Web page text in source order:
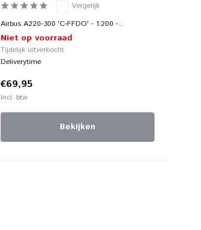
Vergelijk
Airbus A220-300 'C-FFDO' - 1:200 -...
Niet op voorraad
Tijdelijk uitverkocht
Deliverytime
€69,95
Incl. btw
Bekijken